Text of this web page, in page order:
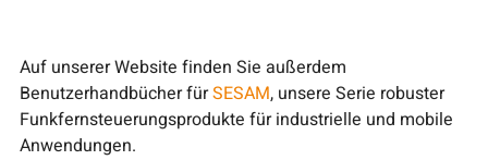
Auf unserer Website finden Sie außerdem
Benutzerhandbücher fürSESAM, unsere Serie robuster
Funkfernsteuerungsprodukte für industrielle und mobile
Anwendungen.